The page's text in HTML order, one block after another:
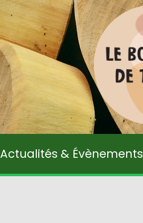
Actualités & Évènements